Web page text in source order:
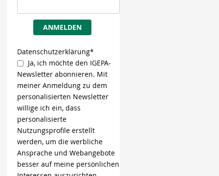
ANMELDEN
Datenschutzerklärung*
Ja, ich möchte den IGEPA-
Newsletter abonnieren. Mit
meiner Anmeldung zu dem
personalisierten Newsletter
willige ich ein, dass
personalisierte
Nutzungsprofile erstellt
werden, um die werbliche
Ansprache und Webangebote
besser auf meine persönlichen